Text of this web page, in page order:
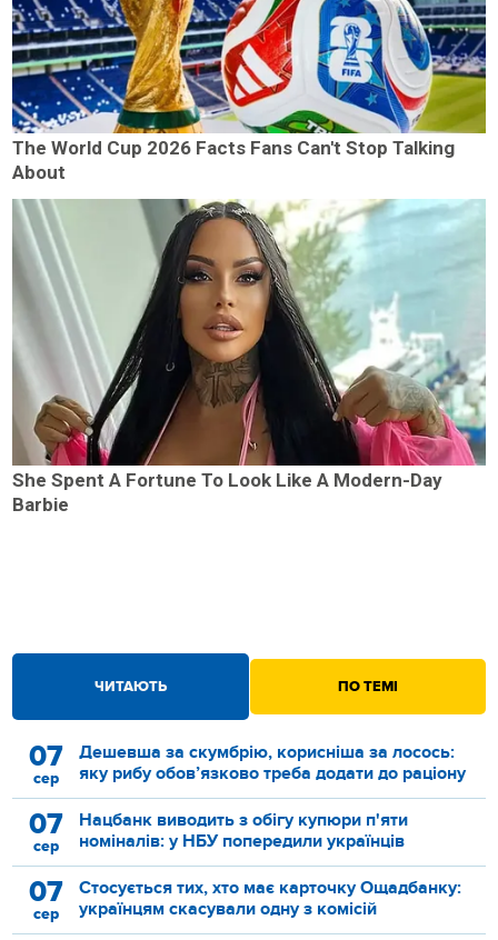
ЧИТАЮТЬ ПО ТЕМІ
07
сер
Дешевша за скумбрію, корисніша за лосось:
яку рибу обов’язково треба додати до раціону
07
сер
Нацбанк виводить з обігу купюри п'яти
номіналів: у НБУ попередили українців
07
сер
Стосується тих, хто має карточку Ощадбанку:
українцям скасували одну з комісій
The World Cup 2026 Facts Fans Can't Stop Talking
About
She Spent A Fortune To Look Like A Modern-Day
Barbie